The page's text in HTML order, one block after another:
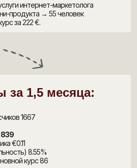
за 1,5 месяца:
1667
839
€0.11
8.55%
курс 86
интернет-маркетолога
продукта → 55 человек
за 222 €.